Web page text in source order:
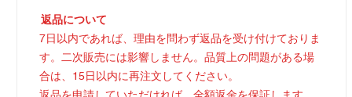
返品について
7日以内であれば、理由を問わず返品を受け付けておりま
す。二次販売には影響しません。品質上の問題がある場
合は、15日以内に再注文してください。